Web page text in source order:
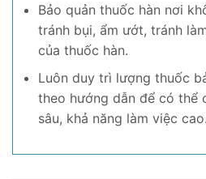
Bảo quản thuốc hàn nơi
tránh bụi, ẩm ướt, tránh
của thuốc hàn.
Luôn duy trì lượng thuốc
theo hướng dẫn để có thể
sâu, khả năng làm việc cao.